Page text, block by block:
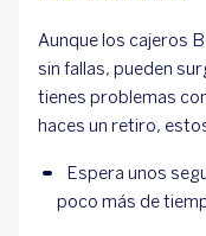
Aunque los cajeros
sin fallas, pueden
tienes problemas
haces un retiro,
Espera unos
poco más de